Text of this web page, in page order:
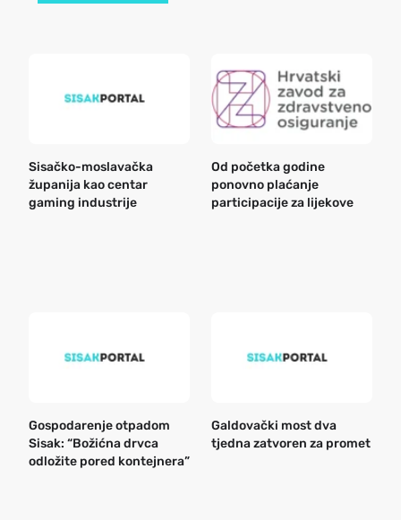
Sisačko-moslavačka
županija kao centar
gaming industrije
Od početka godine
ponovno plaćanje
participacije za lijekove
Gospodarenje otpadom
Sisak: “Božićna drvca
odložite pored kontejnera”
Galdovački most dva
tjedna zatvoren za promet